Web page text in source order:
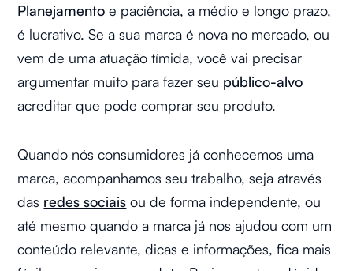
Planejamento e paciência, a médio e longo prazo,
é lucrativo. Se a sua marca é nova no mercado, ou
vem de uma atuação tímida, você vai precisar
argumentar muito para fazer seu público-alvo
acreditar que pode comprar seu produto.
Quando nós consumidores já conhecemos uma
marca, acompanhamos seu trabalho, seja através
das redes sociais ou de forma independente, ou
até mesmo quando a marca já nos ajudou com um
conteúdo relevante, dicas e informações, fica mais